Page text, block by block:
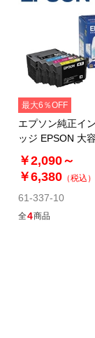
最大6％OFF
エプソン純正イ
ッジ EPSON 大
￥2,090～
￥6,380 （税込）
61-337-10
全4商品